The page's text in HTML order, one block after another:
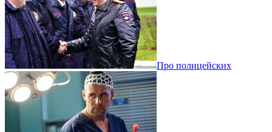
Про полицейских